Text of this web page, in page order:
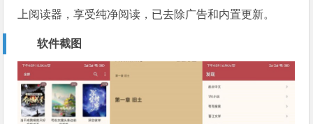
上阅读器，享受纯净阅读，已去除广告和内置更新。
软件截图